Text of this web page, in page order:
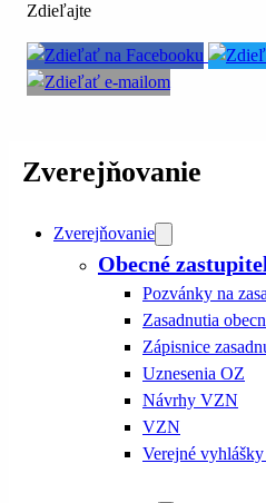
Zdieľajte
Zverejňovanie
Zverejňovanie
Obecné
Pozvánky na
Zasadnutia
Zápisnice
Uznesenia OZ
Návrhy VZN
VZN
Verejné